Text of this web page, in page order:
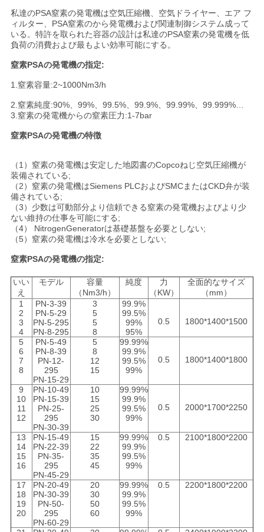
ュ
ー
ス
事
件
引
金
を
求
め
て
く
だ
さ
い
NEWS
図
プ
私達のPSA窒素の発電機は空気圧縮機、空気ドライヤー、エア フ
ィルター、PSA窒素のから発電機および関連制御システム成って
いる。特許を取られた容器の設計は私達のPSA窒素の発電機を低
負荷の消費および最もよい効率可能にする。
窒素PSAの発電機の指定:
1.窒素容量:2~1000Nm3/h
2.窒素純度:90%、99%、99.5%、99.9%、99.99%、99.999%…
3.窒素の発電機からの窒素圧力:1-7bar
窒素PSAの発電機の特徴
（1）窒素の発電機は安定した地図書のCopcoねじ空気圧縮機が
装備されている;
（2）窒素の発電機はSiemens PLCおよびSMCまたはCKD弁が装
備されている;
（3）少数は可動部分より信頼できる窒素の発電機およびより少
ない維持の仕事を可能にする;
（4） NitrogenGeneratorは基礎基盤を必要としない;
（5）窒素の発電機は冷水を必要としない;
窒素PSAの発電機の指定:
いい
え
モデル
容量
（Nm3/h）
純度
力
（KW）
全面的なサイズ
（mm）
1
2
3
4
PN-3-39
PN-5-29
PN-5-295
PN-8-295
3
5
5
8
99.9%
99.5%
99%
95%
0.5 1800*1400*1500
5
6
7
8
PN-5-49
PN-8-39
PN-12-
295
PN-15-29
5
8
12
15
99.99%
99.9%
99.5%
99%
0.5 1800*1400*1800
9
10
11
12
PN-10-49
PN-15-39
PN-25-
295
PN-30-39
10
15
25
30
99.99%
99.9%
99.5%
99%
0.5 2000*1700*2250
13
14
15
16
PN-15-49
PN-22-39
PN-35-
295
PN-45-29
15
22
35
45
99.99%
99.9%
99.5%
99%
0.5 2100*1800*2200
17
18
19
20
PN-20-49
PN-30-39
PN-50-
295
PN-60-29
20
30
50
60
99.99%
99.9%
99.5%
99%
0.5 2200*1800*2200